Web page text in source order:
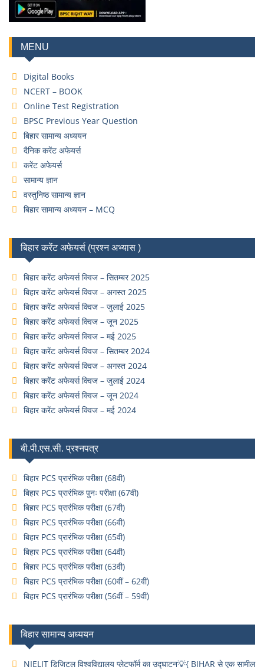
MENU
Digital Books
NCERT – BOOK
Online Test Registration
BPSC Previous Year Question
बिहार सामान्य अध्ययन
दैनिक करेंट अफेयर्स
करेंट अफेयर्स
सामान्य ज्ञान
वस्तुनिष्ठ सामान्य ज्ञान
बिहार सामान्य अध्ययन – MCQ
बिहार करेंट अफेयर्स (प्रश्न अभ्यास )
बिहार करेंट अफेयर्स क्विज – सितम्बर 2025
बिहार करेंट अफेयर्स क्विज – अगस्त 2025
बिहार करेंट अफेयर्स क्विज – जुलाई 2025
बिहार करेंट अफेयर्स क्विज – जून 2025
बिहार करेंट अफेयर्स क्विज – मई 2025
बिहार करेंट अफेयर्स क्विज – सितम्बर 2024
बिहार करेंट अफेयर्स क्विज – अगस्त 2024
बिहार करेंट अफेयर्स क्विज – जुलाई 2024
बिहार करेंट अफेयर्स क्विज – जून 2024
बिहार करेंट अफेयर्स क्विज – मई 2024
बी.पी.एस.सी. प्रश्नपत्र
बिहार PCS प्रारंभिक परीक्षा (68वी)
बिहार PCS प्रारंभिक पुनः परीक्षा (67वी)
बिहार PCS प्रारंभिक परीक्षा (67वी)
बिहार PCS प्रारंभिक परीक्षा (66वी)
बिहार PCS प्रारंभिक परीक्षा (65वी)
बिहार PCS प्रारंभिक परीक्षा (64वी)
बिहार PCS प्रारंभिक परीक्षा (63वी)
बिहार PCS प्रारंभिक परीक्षा (60वीं – 62वीं)
बिहार PCS प्रारंभिक परीक्षा (56वीं – 59वीं)
बिहार सामान्य अध्ययन
NIELIT डिजिटल विश्वविद्यालय प्लेटफॉर्म का उद्घाटन💡{ BIHAR से एक सामील